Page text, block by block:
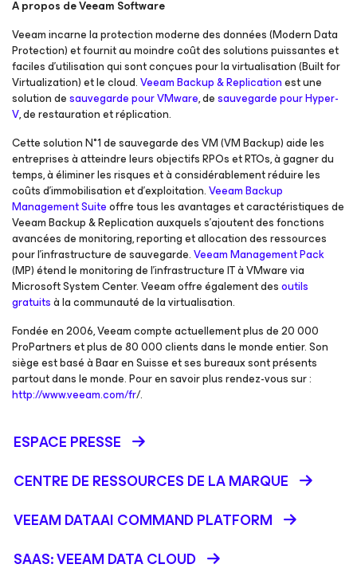
A propos de Veeam Software
Veeam incarne la protection moderne des données (Modern Data
Protection) et fournit au moindre coût des solutions puissantes et
faciles d’utilisation qui sont conçues pour la virtualisation (Built for
Virtualization) et le cloud.Veeam Backup & Replicationest une
solution desauvegarde pour VMware, desauvegarde pour Hyper-
V, de restauration et réplication.
Cette solution N°1 de sauvegarde des VM (VM Backup) aide les
entreprises à atteindre leurs objectifs RPOs et RTOs, à gagner du
temps, à éliminer les risques et à considérablement réduire les
coûts d’immobilisation et d’exploitation.Veeam Backup
Management Suiteoffre tous les avantages et caractéristiques de
Veeam Backup & Replication auxquels s’ajoutent des fonctions
avancées de monitoring, reporting et allocation des ressources
pour l’infrastructure de sauvegarde.Veeam Management Pack
(MP) étend le monitoring de l’infrastructure IT à VMware via
Microsoft System Center. Veeam offre également desoutils
gratuitsà la communauté de la virtualisation.
Fondée en 2006, Veeam compte actuellement plus de 20 000
ProPartners et plus de 80 000 clients dans le monde entier. Son
siège est basé à Baar en Suisse et ses bureaux sont présents
partout dans le monde. Pour en savoir plus rendez-vous sur :
http://www.veeam.com/fr/.
ESPACE PRESSE
CENTRE DE RESSOURCES DE LA MARQUE
VEEAM DATAAI COMMAND PLATFORM
SAAS: VEEAM DATA CLOUD